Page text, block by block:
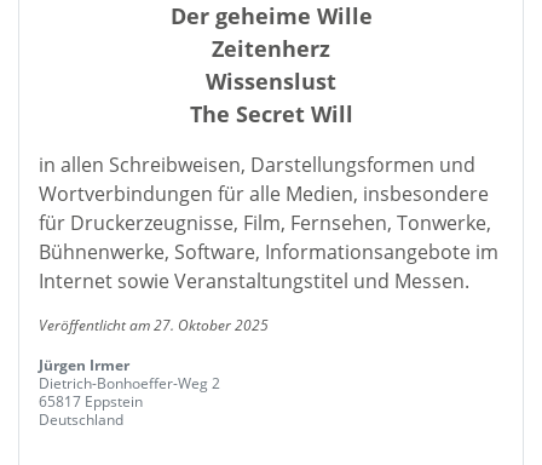
Der geheime Wille
Zeitenherz
Wissenslust
The Secret Will
in allen Schreibweisen, Darstellungsformen und
Wortverbindungen für alle Medien, insbesondere
für Druckerzeugnisse, Film, Fernsehen, Tonwerke,
Bühnenwerke, Software, Informationsangebote im
Internet sowie Veranstaltungstitel und Messen.
Veröffentlicht am 27. Oktober 2025
Jürgen Irmer
Dietrich-Bonhoeffer-Weg 2
65817 Eppstein
Deutschland